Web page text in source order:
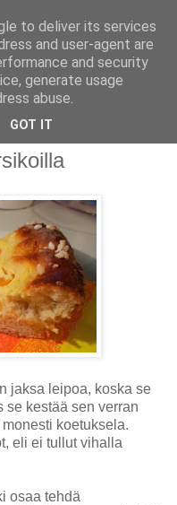
jaksa leipoa, koska se
se kestää sen verran
koetuksela.
eli ei tullut vihalla
osaa tehdä
to deliver its services
and user-agent are
and security
generate usage
abuse.
GOT IT